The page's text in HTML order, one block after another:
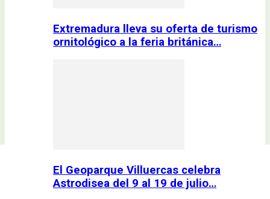
Extremadura lleva su oferta de turismo
ornitológico a la feria británica…
El Geoparque Villuercas celebra
Astrodisea del 9 al 19 de julio…